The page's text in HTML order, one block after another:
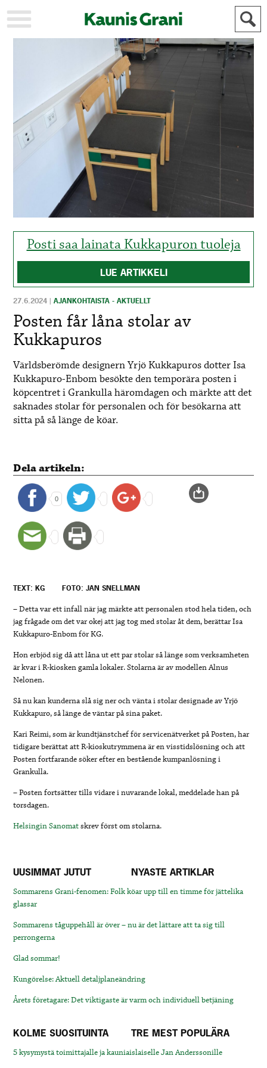
STADEN
AKTUELLT
URHEILU
IDROTT
KULTTUURI
KULTUR
HISTORIA
YLEINEN
ALLMÄN
MAINOSTAJILLE
FÖR
ANNONSÖRER
Posti saa lainata Kukkapuron tuoleja
LUE ARTIKKELI
27.6.2024 |AJANKOHTAISTA - AKTUELLT
Posten får låna stolar av
Kukkapuros
Världsberömde designern Yrjö Kukkapuros dotter Isa
Kukkapuro-Enbom besökte den temporära posten i
köpcentret i Grankulla häromdagen och märkte att det
saknades stolar för personalen och för besökarna att
sitta på så länge de köar.
Dela artikeln:
0
TEXT: KG FOTO: JAN SNELLMAN
– Detta var ett infall när jag märkte att personalen stod hela tiden, och
jag frågade om det var okej att jag tog med stolar åt dem, berättar Isa
Kukkapuro-Enbom för KG.
Hon erbjöd sig då att låna ut ett par stolar så länge som verksamheten
är kvar i R-kiosken gamla lokaler. Stolarna är av modellen Alnus
Nelonen.
Så nu kan kunderna slå sig ner och vänta i stolar designade av Yrjö
Kukkapuro, så länge de väntar på sina paket.
Kari Reimi, som är kundtjänstchef för servicenätverket på Posten, har
tidigare berättat att R-kioskutrymmena är en visstidslösning och att
Posten fortfarande söker efter en bestående kumpanlösning i
Grankulla.
– Posten fortsätter tills vidare i nuvarande lokal, meddelade han på
torsdagen.
Helsingin Sanomatskrev först om stolarna.
UUSIMMAT JUTUT NYASTE ARTIKLAR
Sommarens Grani-fenomen: Folk köar upp till en timme för jättelika
glassar
Sommarens tåguppehåll är över – nu är det lättare att ta sig till
perrongerna
Glad sommar!
Kungörelse: Aktuell detaljplaneändring
Årets företagare: Det viktigaste är varm och individuell betjäning
KOLME SUOSITUINTA TRE MEST POPULÄRA
5 kysymystä toimittajalle ja kauniaislaiselle Jan Anderssonille